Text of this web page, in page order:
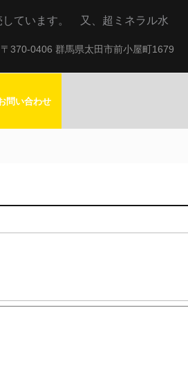
しています。 又、超ミネラル水
〒370-0406 群馬県太田市前小屋町1679
問い合わせ